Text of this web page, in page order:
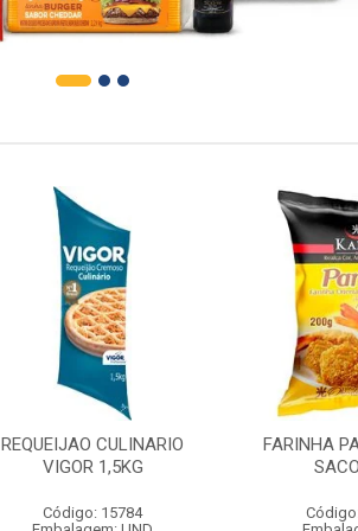
REQUEIJAO CULINARIO
VIGOR 1,5KG
Código: 15784
FARINHA